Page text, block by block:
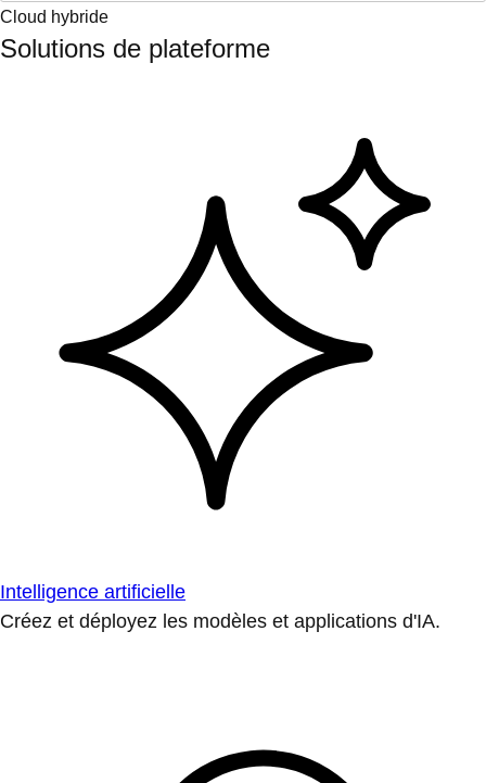
Cloud hybride
Solutions de plateforme
Intelligence artificielle
Créez et déployez les modèles et applications d'IA.